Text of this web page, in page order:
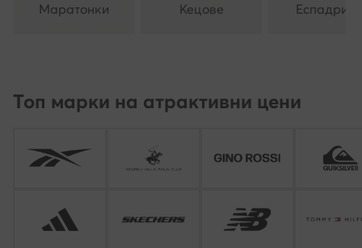
Маратонки Кецове Еспадрили
Топ марки на атрактивни цени